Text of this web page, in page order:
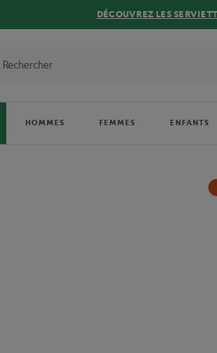
DÉCOUVREZ LES
HOMMES FEMMES ENFANTS